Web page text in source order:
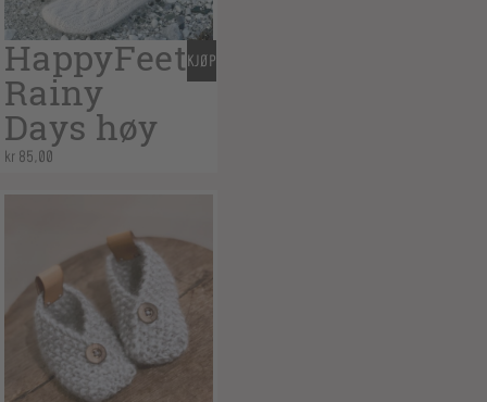
HappyFeet
Rainy
Days høy
kr 85,00
KJØP